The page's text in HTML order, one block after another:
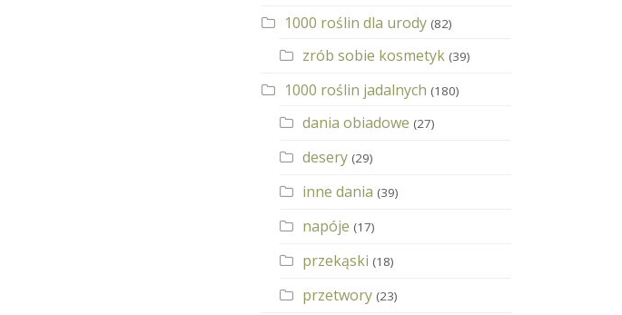
1000 roślin dla urody (82)
zrób sobie kosmetyk (39)
1000 roślin jadalnych (180)
dania obiadowe (27)
desery (29)
inne dania (39)
napóje (17)
przekąski (18)
przetwory (23)